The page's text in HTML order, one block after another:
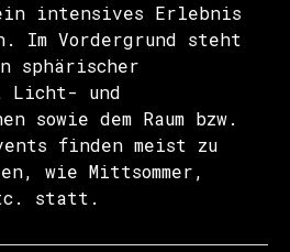
intensives Erlebnis
Im Vordergrund steht
sphärischer
Licht- und
sowie dem Raum bzw.
finden meist zu
wie Mittsommer,
statt.